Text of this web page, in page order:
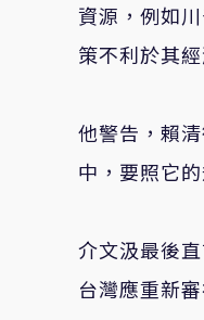
資源，例如
策不利於其
他警告，賴
中，要照它
介文汲最後
台灣應重新